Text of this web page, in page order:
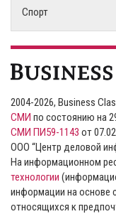
Спорт
2004-2026, Business
СМИ по состоянию на
СМИ ПИ59-1143 от
ООО “Центр деловой
На информационном
технологии
информации на основе
относящихся к